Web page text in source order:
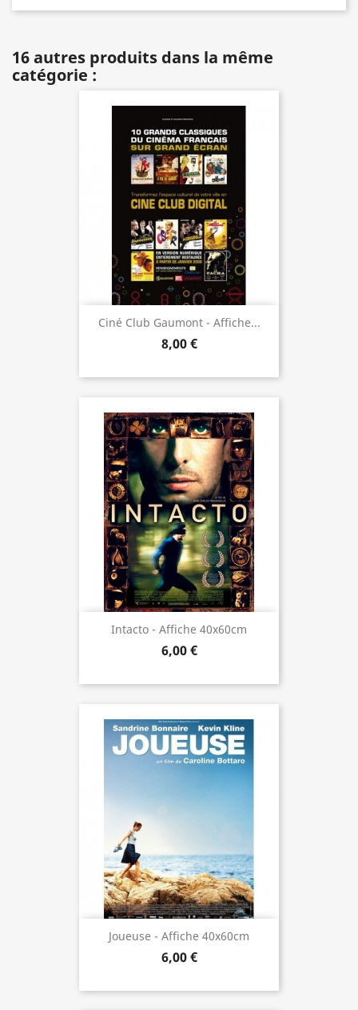
16 autres produits dans la même
catégorie :
Ciné Club Gaumont - Affiche...
8,00 €
Intacto - Affiche 40x60cm
6,00 €
Joueuse - Affiche 40x60cm
6,00 €